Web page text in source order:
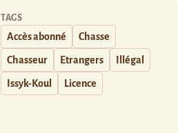
TAGS
Accès abonné Chasse
Chasseur Etrangers Illégal
Issyk-Koul Licence